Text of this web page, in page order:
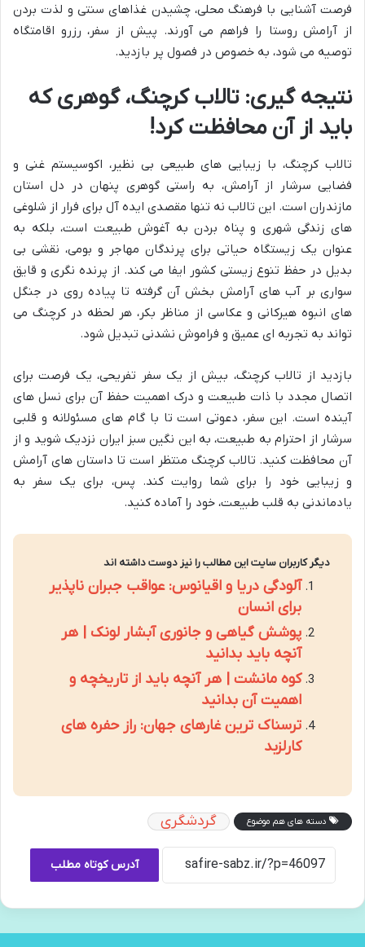
فرصت آشنایی با فرهنگ محلی، چشیدن غذاهای سنتی و لذت بردن
از آرامش روستا را فراهم می آورند. پیش از سفر، رزرو اقامتگاه
توصیه می شود، به خصوص در فصول پر بازدید.
نتیجه گیری: تالاب کرچنگ، گوهری که
باید از آن محافظت کرد!
تالاب کرچنگ، با زیبایی های طبیعی بی نظیر، اکوسیستم غنی و
فضایی سرشار از آرامش، به راستی گوهری پنهان در دل استان
مازندران است. این تالاب نه تنها مقصدی ایده آل برای فرار از شلوغی
های زندگی شهری و پناه بردن به آغوش طبیعت است، بلکه به
عنوان یک زیستگاه حیاتی برای پرندگان مهاجر و بومی، نقشی بی
بدیل در حفظ تنوع زیستی کشور ایفا می کند. از پرنده نگری و قایق
سواری بر آب های آرامش بخش آن گرفته تا پیاده روی در جنگل
های انبوه هیرکانی و عکاسی از مناظر بکر، هر لحظه در کرچنگ می
تواند به تجربه ای عمیق و فراموش نشدنی تبدیل شود.
بازدید از تالاب کرچنگ، بیش از یک سفر تفریحی، یک فرصت برای
اتصال مجدد با ذات طبیعت و درک اهمیت حفظ آن برای نسل های
آینده است. این سفر، دعوتی است تا با گام های مسئولانه و قلبی
سرشار از احترام به طبیعت، به این نگین سبز ایران نزدیک شوید و از
آن محافظت کنید. تالاب کرچنگ منتظر است تا داستان های آرامش
و زیبایی خود را برای شما روایت کند. پس، برای یک سفر به
یادماندنی به قلب طبیعت، خود را آماده کنید.
دیگر کاربران سایت این مطالب را نیز دوست داشته اند
آلودگی دریا و اقیانوس: عواقب جبران ناپذیر
برای انسان
پوشش گیاهی و جانوری آبشار لونک | هر
آنچه باید بدانید
کوه مانشت | هر آنچه باید از تاریخچه و
اهمیت آن بدانید
ترسناک ترین غارهای جهان: راز حفره های
کارلزبد
دسته های هم موضوع گردشگری
آدرس کوتاه مطلب